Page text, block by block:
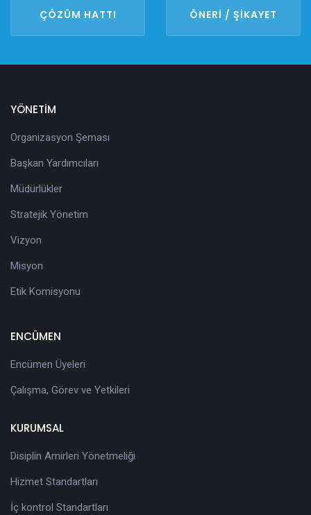
ÇÖZÜM HATTI ÖNERİ / ŞİKAYET
YÖNETİM
Organizasyon Şeması
Başkan Yardımcıları
Müdürlükler
Stratejik Yönetim
Vizyon
Misyon
Etik Komisyonu
ENCÜMEN
Encümen Üyeleri
Çalışma, Görev ve Yetkileri
KURUMSAL
Disiplin Amirleri Yönetmeliği
Hizmet Standartları
İç kontrol Standartları